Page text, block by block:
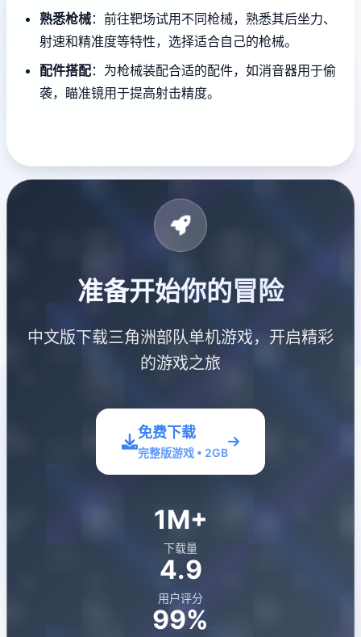
熟悉枪械：前往靶场试用不同枪械，熟悉其后坐力、
射速和精准度等特性，选择适合自己的枪械。
配件搭配：为枪械装配合适的配件，如消音器用于偷
袭，瞄准镜用于提高射击精度。
准备开始你的冒险
中文版下载三角洲部队单机游戏，开启精彩
的游戏之旅
免费下载
完整版游戏 • 2GB
1M+
下载量
4.9
用户评分
99%